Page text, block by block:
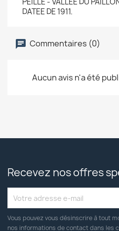
DATEE DE 1911.
Commentaires (0)
Aucun avis n'a été
Recevez nos offres
Vous pouvez vous désinscrire à tout
nos informations de contact dans les